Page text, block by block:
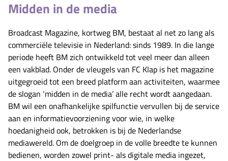
Midden in de media
Broadcast Magazine, kortweg BM, bestaat al net zo lang als
commerciële televisie in Nederland: sinds 1989. In die lange
periode heeft BM zich ontwikkeld tot veel meer dan alleen
een vakblad. Onder de vleugels van FC Klap is het magazine
uitgegroeid tot een breed platform aan activiteiten, waarmee
de slogan ‘midden in de media’ alle recht wordt aangedaan.
BM wil een onafhankelijke spilfunctie vervullen bij de service
aan en informatievoorziening voor wie, in welke
hoedanigheid ook, betrokken is bij de Nederlandse
mediawereld. Om de doelgroep in de volle breedte te kunnen
bedienen, worden zowel print- als digitale media ingezet,